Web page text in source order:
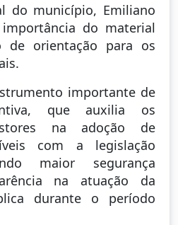
do município, Emiliano
do material
de orientação para os
importante de
que auxilia os
na adoção de
com a legislação
maior segurança
na atuação da
durante o período